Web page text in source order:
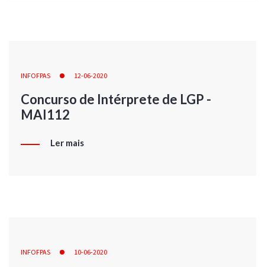
INFOFPAS 12-06-2020
Concurso de Intérprete de LGP -
MAI112
Ler mais
INFOFPAS 10-06-2020